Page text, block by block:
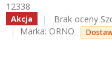
12338
Akcja
Średnia
ocena
produktu
Brak oceny
Marka: ORNO